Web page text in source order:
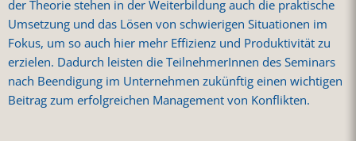
der Theorie stehen in der Weiterbildung auch die praktische
Umsetzung und das Lösen von schwierigen Situationen im
Fokus, um so auch hier mehr Effizienz und Produktivität zu
erzielen. Dadurch leisten die TeilnehmerInnen des Seminars
nach Beendigung im Unternehmen zukünftig einen wichtigen
Beitrag zum erfolgreichen Management von Konflikten.